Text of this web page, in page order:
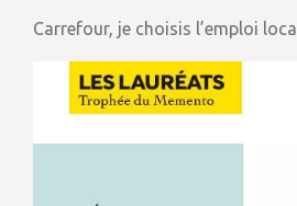
Carrefour, je choisis l’emploi local